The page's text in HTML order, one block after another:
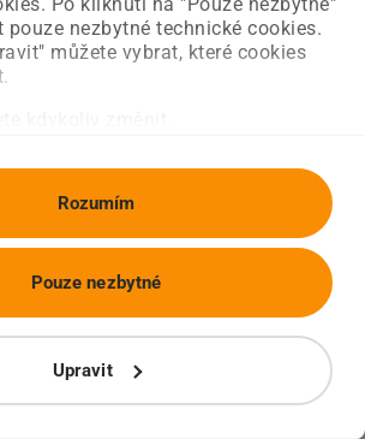
pouze nezbytné technické cookies.
můžete vybrat, které cookies
Rozumím
Upravit
Pouze nezbytné
stránku Úvodní strana